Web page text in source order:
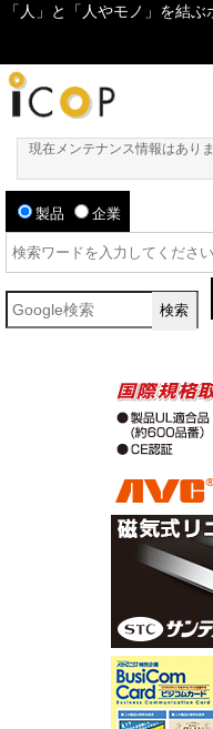
「人」と「人やモノ」を結ぶ
現在メンテナンス情報はあり
製品 企業